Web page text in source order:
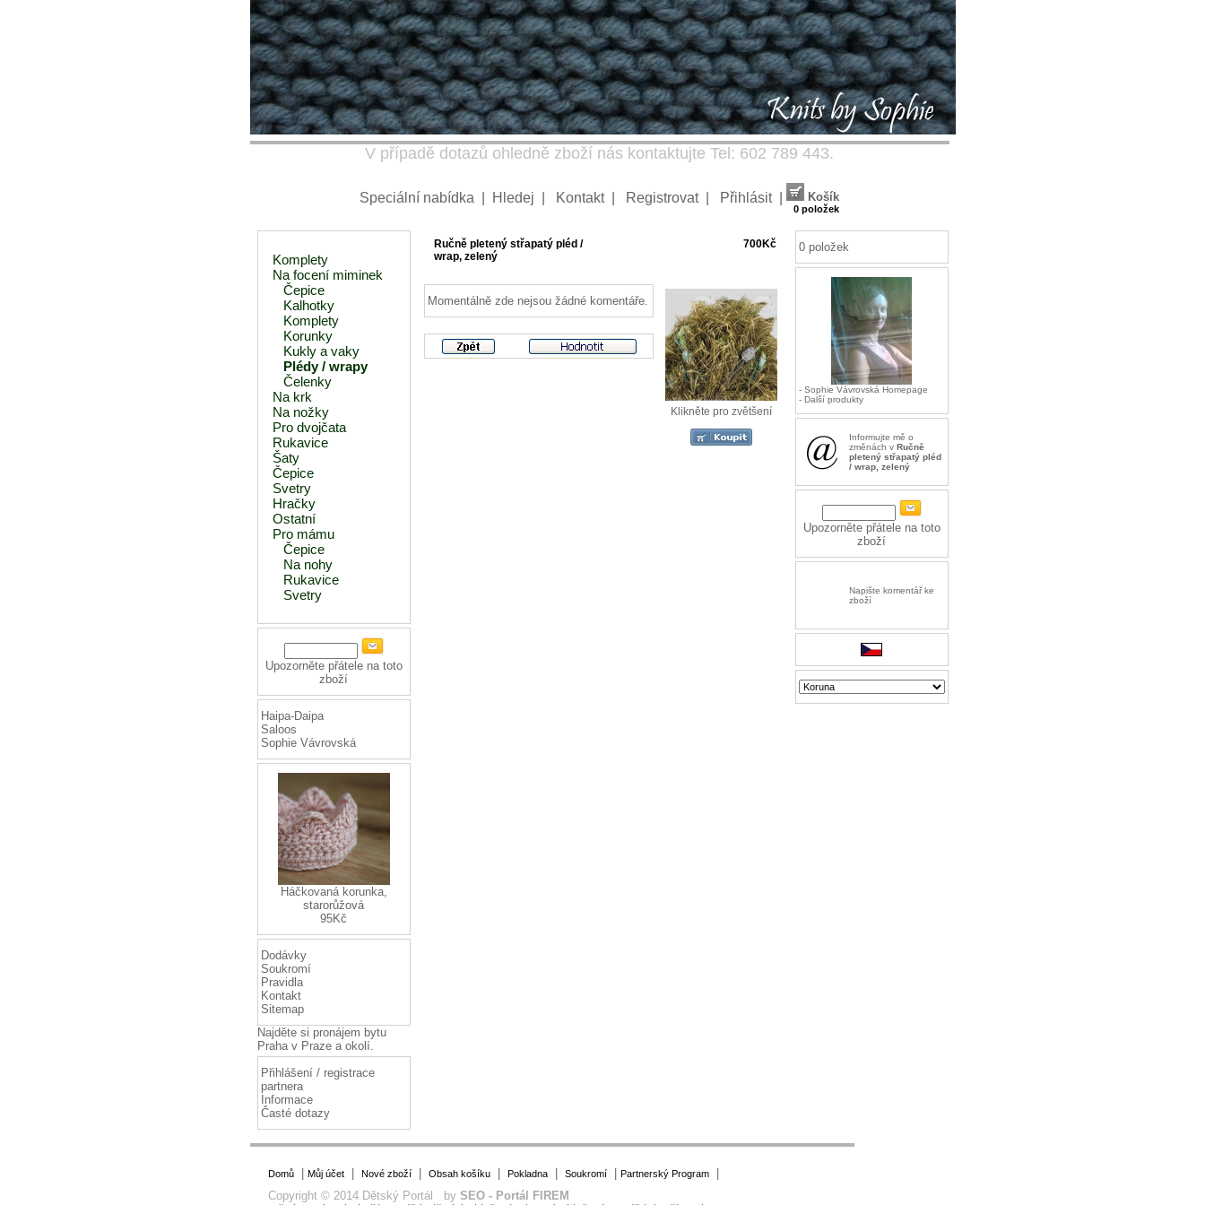
V případě dotazů ohledně zboží nás kontaktujte Tel: 602 789 443.
Speciální nabídka Hledej Kontakt| Registrovat| Přihlásit| Košík
0 položek
Komplety
Na focení miminek
Čepice
Kalhotky
Komplety
Korunky
Kukly a vaky
Plédy / wrapy
Čelenky
Na krk
Na nožky
Pro dvojčata
Rukavice
Šaty
Čepice
Svetry
Hračky
Ostatní
Pro mámu
Čepice
Na nohy
Rukavice
Svetry
Upozorněte přátele na toto
zboží
Haipa-Daipa
Saloos
Sophie Vávrovská
Háčkovaná korunka,
starorůžová
95Kč
Dodávky
Soukromí
Pravidla
Kontakt
Sitemap
Najděte si pronájem bytu
Prahav Praze a okolí.
Přihlášení / registrace
partnera
Informace
Časté dotazy
Ručně pletený střapatý pléd /
wrap, zelený
700Kč
Momentálně zde nejsou žádné komentáře.
Klikněte pro zvětšení
0 položek
- Sophie Vávrovská Homepage
- Další produkty
Informujte mě o
změnách v Ručně
pletený střapatý pléd
/ wrap, zelený
Upozorněte přátele na toto
zboží
Napište komentář ke
zboží
Domů| Můj účet| Nové zboží| Obsah košíku| Pokladna| Soukromí| Partnerský Program|
Copyright © 2014 Dětský Portál by SEO - Portál FIREM